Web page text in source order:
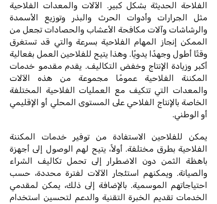
الفلاحة الحديثة بشكل كبير. الآلات والمعدات الفلاحية
مثل الجرارات وأدوات الحرث والبذر وتوزيع الأسمدة
والرشاشات وآلات مكافحة الأعشاب والحصادات تجعل من
الممكن إنجاز المهام الفلاحية بسرعة والتي قد تستغرق
وقتًا أطول وجهدًا يدويًا. وهذا يتيح للفلاحين العمل بفعالية
أكبر وزيادة الإنتاج وخفض التكاليف. يقدم مقدمو خدمات
المكننة الفلاحية عمومًا مجموعة من هذه الآلات
والمعدات التي تتكيف مع العمليات الفلاحية المختلفة
الخاصة بالإنتاج الفلاحي على المستوى المحلي أو الإقليمي
أو الوطني.
يمكن للفلاحين الاستفادة من توفير خدمات المكننة
الفلاحية بطرق مختلفة. أولاً، يتيح لهم الوصول إلى أجهزة
باهظة الثمن دون الاضطرار إلى تحمل تكاليف الشراء
والصيانة. ويمكنهم استئجار الآلات لفترة محددة، حسب
احتياجاتهم الموسمية. بالإضافة إلى ذلك، يمكن لمقدمي
الخدمات تقديم الخبرة التقنية والدعم لتحسين استخدام